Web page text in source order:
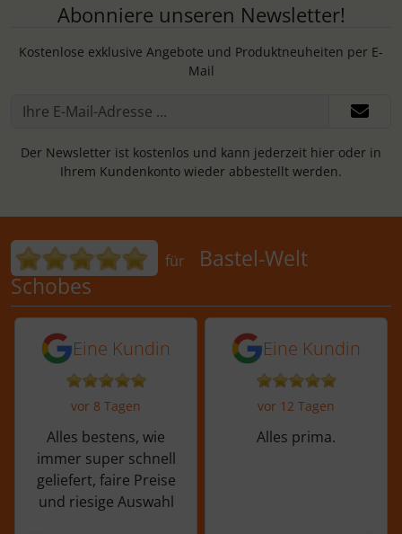
Abonniere unseren Newsletter!
Kostenlose exklusive Angebote und Produktneuheiten per E-
Mail
Der Newsletter ist kostenlos und kann jederzeit hier oder in
Ihrem Kundenkonto wieder abbestellt werden.
Bewertungen für Bastel-Welt
für
Bastel-Welt
Schobes
5 von 5 Sternen von einer Kundin vor
Eine Kundin
vor 8 Tagen
Alles bestens, wie
immer super schnell
geliefert, faire Preise
und riesige Auswahl
5 von 5 Sternen
Eine Kundin
vor 12 Tagen
Alles prima.